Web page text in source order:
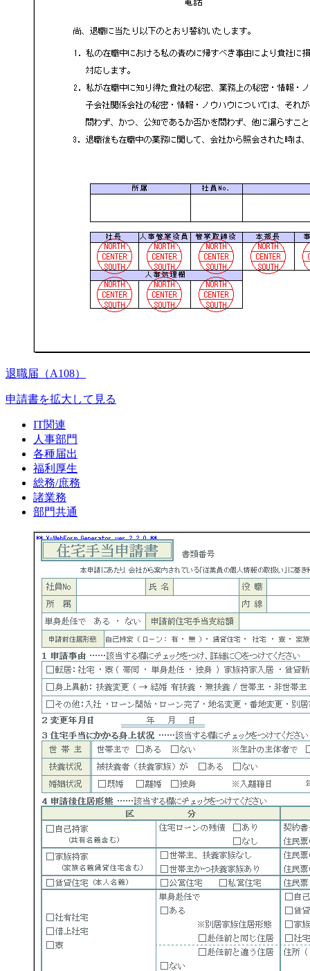
退職届（A108）
申請書を拡大して見る
IT関連
人事部門
各種届出
福利厚生
総務/庶務
諸業務
部門共通